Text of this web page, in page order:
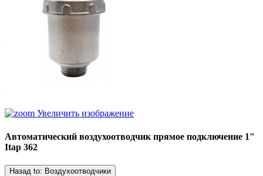
Увеличить изображение
Автоматический воздухоотводчик прямое подключение 1"
Itap 362